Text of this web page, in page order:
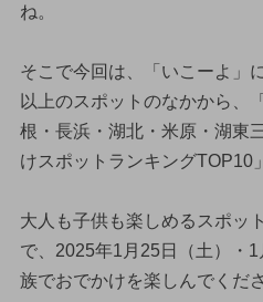
ね。
そこで今回は、「いこーよ」
以上のスポットのなかから、
根・長浜・湖北・米原・湖東
けスポットランキングTOP10
大人も子供も楽しめるスポッ
で、2025年1月25日（土）・
族でおでかけを楽しんでくだ